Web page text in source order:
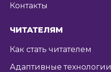
Контакты
ЧИТАТЕЛЯМ
Как стать читателем
Адаптивные технологии